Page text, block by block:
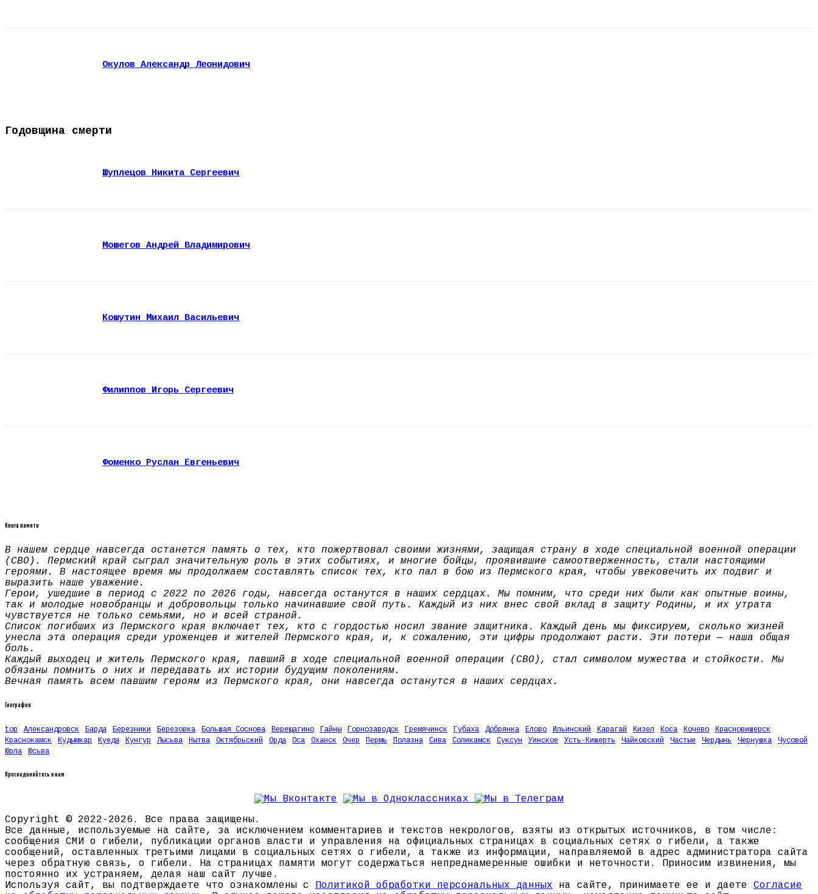
Окулов Александр Леонидович
Годовщина смерти
Шуплецов Никита Сергеевич
Мошегов Андрей Владимирович
Кошутин Михаил Васильевич
Филиппов Игорь Сергеевич
Фоменко Руслан Евгеньевич
Книга памяти
В нашем сердце навсегда останется память о тех, кто пожертвовал своими жизнями, защищая страну в ходе специальной военной операции
(СВО). Пермский край сыграл значительную роль в этих событиях, и многие бойцы, проявившие самоотверженность, стали настоящими
героями. В настоящее время мы продолжаем составлять список тех, кто пал в бою из Пермского края, чтобы увековечить их подвиг и
выразить наше уважение.
Герои, ушедшие в период с 2022 по 2026 годы, навсегда останутся в наших сердцах. Мы помним, что среди них были как опытные воины,
так и молодые новобранцы и добровольцы только начинавшие свой путь. Каждый из них внес свой вклад в защиту Родины, и их утрата
чувствуется не только семьями, но и всей страной.
Список погибших из Пермского края включает тех, кто с гордостью носил звание защитника. Каждый день мы фиксируем, сколько жизней
унесла эта операция среди уроженцев и жителей Пермского края, и, к сожалению, эти цифры продолжают расти. Эти потери — наша общая
боль.
Каждый выходец и житель Пермского края, павший в ходе специальной военной операции (СВО), стал символом мужества и стойкости. Мы
обязаны помнить о них и передавать их истории будущим поколениям.
Вечная память всем павшим героям из Пермского края, они навсегда останутся в наших сердцах.
География
top Александровск Барда Березники Березовка Большая Соснова Верещагино Гайны Горнозаводск Гремячинск Губаха Добрянка Елово Ильинский Карагай Кизел Коса Кочево
Красновишерск
Краснокамск
Кудымкар Куеда Кунгур Лысьва Нытва Октябрьский Орда Оса Оханск Очер Пермь Полазна Сива Соликамск Суксун Уинское Усть-Кишерть Чайковский Частые Чердынь Чернушка
Чусовой
Юрла
Юсьва
Присоединяйтесь к нам
Copyright © 2022-2026. Все права защищены.
Все данные, используемые на сайте, за исключением комментариев и текстов некрологов, взяты из открытых источников, в том числе:
сообщения СМИ о гибели, публикации органов власти и управления на официальных страницах в социальных сетях о гибели, а также
сообщений, оставленных третьими лицами в социальных сетях о гибели, а также из информации, направляемой в адрес администратора сайта
через обратную связь, о гибели. На страницах памяти могут содержаться непреднамеренные ошибки и неточности. Приносим извинения, мы
постоянно их устраняем, делая наш сайт лучше.
Используя сайт, вы подтверждаете что ознакомлены с Политикой обработки персональных данных на сайте, принимаете ее и даете Согласие